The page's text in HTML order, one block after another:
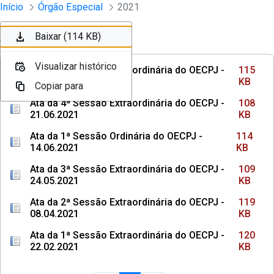
Pular para o Conteúdo principal
Sessões e Reuniões - Documentos
Início Órgão Especial 2021
Ordenar Filtro
Ata da 5ª Sessão Extraordinária do OECPJ -
23.09.2021
115
KB
Ata da 4ª Sessão Extraordinária do OECPJ -
21.06.2021
108
KB
Ata da 1ª Sessão Ordinária do OECPJ -
14.06.2021
114
KB
Ata da 3ª Sessão Extraordinária do OECPJ -
24.05.2021
109
KB
Ata da 2ª Sessão Extraordinária do OECPJ -
08.04.2021
119
KB
Ata da 1ª Sessão Extraordinária do OECPJ -
22.02.2021
120
KB
Baixar (115 KB)
Visualizar histórico
Copiar para
Baixar (108 KB)
Visualizar histórico
Copiar para
Baixar (114 KB)
Visualizar histórico
Copiar para